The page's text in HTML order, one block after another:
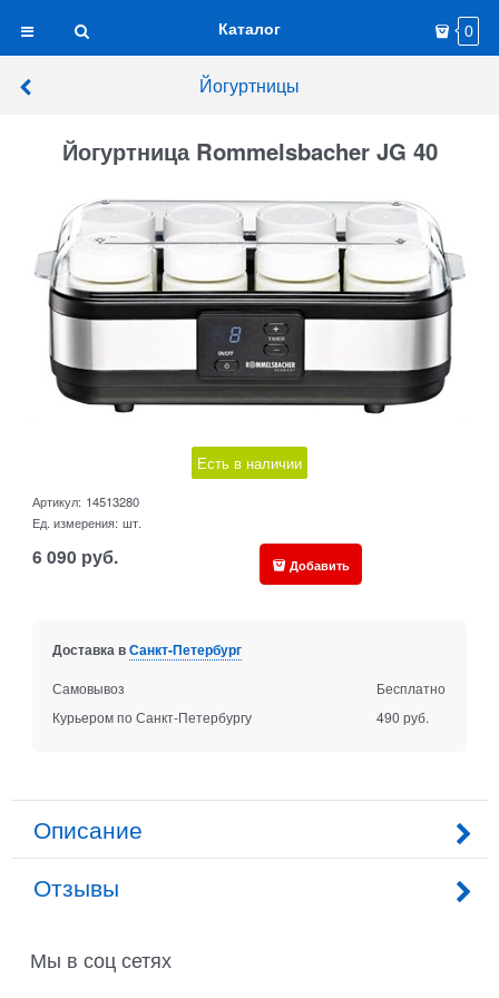
Каталог 0
Йогуртницы
Йогуртница Rommelsbacher JG 40
Есть в наличии
Артикул: 14513280
Ед. измерения: шт.
6 090 руб. Добавить
Доставка вСанкт-Петербург
Самовывоз
Бесплатно
Курьером по Санкт-Петербургу
490 руб.
Описание
Отзывы
Мы в соц сетях